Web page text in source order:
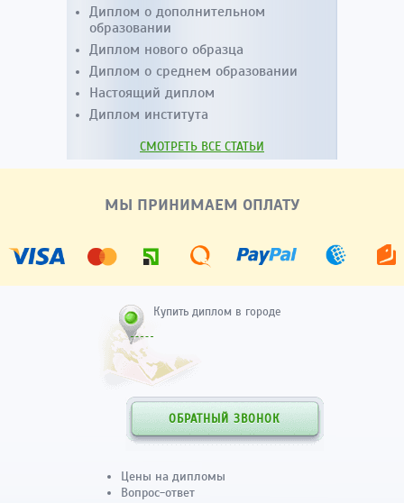
Диплом о дополнительном
образовании
Диплом нового образца
Диплом о среднем образовании
Настоящий диплом
Диплом института
СМОТРЕТЬ ВСЕ СТАТЬИ
МЫ ПРИНИМАЕМ ОПЛАТУ
Купить диплом в городе
ОБРАТНЫЙ ЗВОНОК
Цены на дипломы
Вопрос-ответ